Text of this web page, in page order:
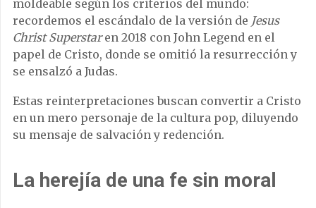
moldeable según los criterios del mundo:
recordemos el escándalo de la versión de Jesus
Christ Superstaren 2018 con John Legend en el
papel de Cristo, donde se omitió la resurrección y
se ensalzó a Judas.
Estas reinterpretaciones buscan convertir a Cristo
en un mero personaje de la cultura pop, diluyendo
su mensaje de salvación y redención.
La herejía de una fe sin moral